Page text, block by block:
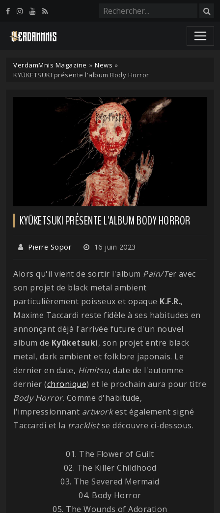
VerdamMnis Magazine » News »
KYŪKETSUKI présente l'album Body Horror
KYŪKETSUKI PRÉSENTE L'ALBUM BODY HORROR
Pierre Sopor 16 juin 2023
Alors qu'il vient de sortir l'album Pain/Ter avec
son projet de black metal ambient
particulièrement poisseux et opaque K.F.R.,
Maxime Taccardi reste fidèle à ses habitudes en
annonçant déjà l'arrivée future d'un nouvel
album de Kyūketsuki, son projet entre black
metal, dark ambient et folklore japonais. Le
dernier en date, Himitsu, date de l'automne
dernier (chronique) et le prochain aura pour titre
Body Horror. Comme d'habitude,
l'impressionnant artworkest également signé
Taccardi et la tracklistse découvre ci-dessous.
01. The Flower of Guilt
02. The Killer Childhood
03. The Severed Mermaid
04. Body Horror
05. The Wounds of Adoration
Panneau de gestion des cookies